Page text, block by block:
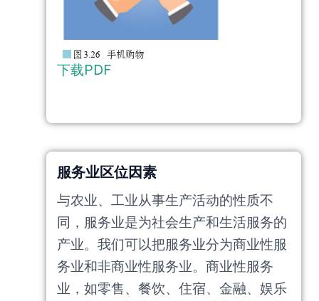
下载PDF
服务业区位因素
与农业、工业从事生产活动的性质不
同，服务业是为社会生产和生活服务的
产业。我们可以把服务业分为商业性服
务业和非商业性服务业。商业性服务
业，如零售、餐饮、住宿、金融、娱乐